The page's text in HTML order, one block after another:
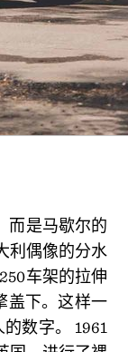
而是马歇尔的
利偶像的分水
车架的拉伸
盖下。这样一
数字。 1961